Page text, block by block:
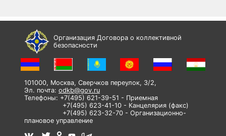
Организация Договора о коллективной
безопасности
101000, Москва, Сверчков переулок, 3/2,
Эл. почта: odkb@gov.ru
Телефоны: +7(495) 621-39-51 - Приемная
+7(495) 623-41-10 - Канцелярия (факс)
+7(495) 623-32-70 - Организационно-
плановое управление